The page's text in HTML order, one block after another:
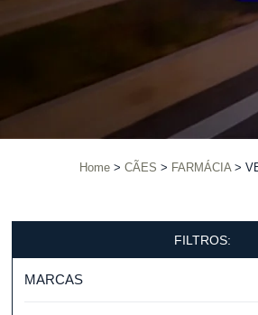
Home CÃES FARMÁCIA
FILTROS:
MARCAS